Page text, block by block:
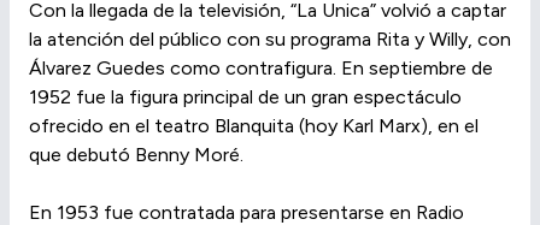
Con la llegada de la televisión, “La Unica” volvió a captar
la atención del público con su programa Rita y Willy, con
Álvarez Guedes como contrafigura. En septiembre de
1952 fue la figura principal de un gran espectáculo
ofrecido en el teatro Blanquita (hoy Karl Marx), en el
que debutó Benny Moré.
En 1953 fue contratada para presentarse en Radio